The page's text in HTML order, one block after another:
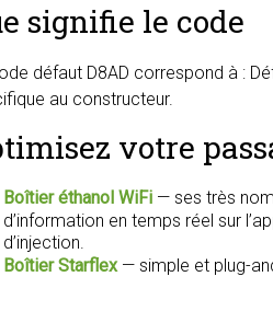
signifie le code
défaut D8AD correspond à :
au constructeur.
votre
Boîtier éthanol WiFi — ses très
d’information en temps réel sur
d’injection.
Boîtier Starflex— simple et plug-